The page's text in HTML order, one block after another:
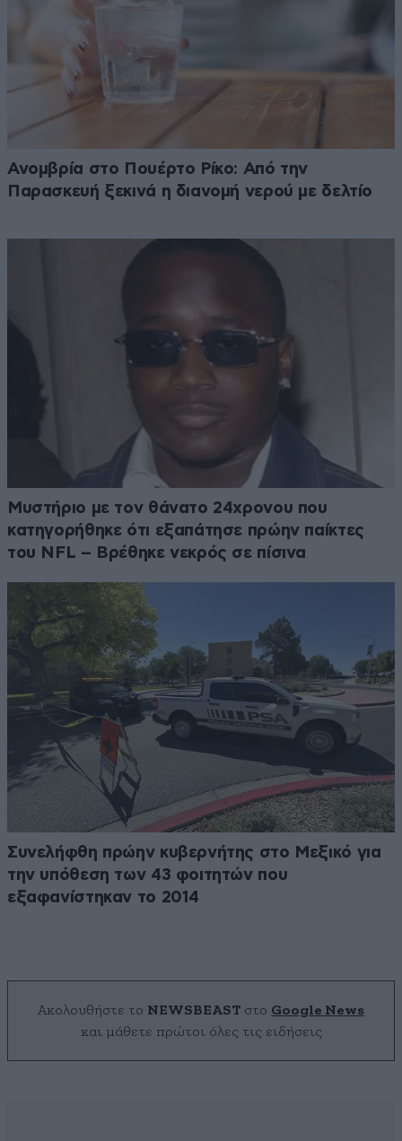
Ανομβρία στο Πουέρτο Ρίκο: Από την
Παρασκευή ξεκινά η διανομή νερού με δελτίο
Μυστήριο με τον θάνατο 24χρονου που
κατηγορήθηκε ότι εξαπάτησε πρώην παίκτες
του NFL – Βρέθηκε νεκρός σε πίσινα
Συνελήφθη πρώην κυβερνήτης στο Μεξικό για
την υπόθεση των 43 φοιτητών που
εξαφανίστηκαν το 2014
Ακολουθήστε το NEWSBEAST στο Google News
και μάθετε πρώτοι όλες τις ειδήσεις